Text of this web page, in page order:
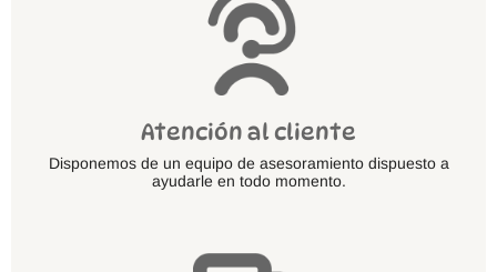
Atención al cliente
Disponemos de un equipo de asesoramiento dispuesto a
ayudarle en todo momento.